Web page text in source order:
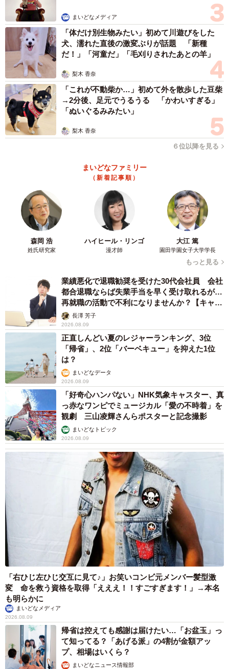
まいどなメディア
「体だけ別生物みたい」初めて川遊びをした
犬、濡れた直後の激変ぶりが話題 「新種
だ！」「河童だ」「毛刈りされたあとの羊」
梨木 香奈
「これが不動柴か…」初めて外を散歩した豆柴
→2分後、足元でうるうる 「かわいすぎる」
「ぬいぐるみみたい」
梨木 香奈
６位以降を見る
まいどなファミリー
（新着記事順）
森岡 浩
姓氏研究家
ハイヒール・リンゴ
漫才師
大江 篤
園田学園女子大学学長
もっと見る
業績悪化で退職勧奨を受けた30代会社員 会社
都合退職ならば失業手当を早く受け取れるが…
再就職の活動で不利になりませんか？【キャリ
アカウンセラーが解説】
長澤 芳子
2026.08.09
正直しんどい夏のレジャーランキング、3位
「帰省」、2位「バーベキュー」を抑えた1位
は？
まいどなデータ
2026.08.09
「好奇心ハンパない」NHK気象キャスター、真
っ赤なワンピでミュージカル「愛の不時着」を
観劇 三山凌輝さんらポスターと記念撮影
まいどなトピック
2026.08.09
「右ひじ左ひじ交互に見て♪」お笑いコンビ元メンバー髪型激
変 命を救う資格を取得「えええ！！すごすぎます！」→本名
も明らかに
まいどなメディア
2026.08.09
帰省は控えても感謝は届けたい…「お盆玉」っ
て知ってる？「あげる派」の4割が金額アッ
プ、相場はいくら？
まいどなニュース情報部